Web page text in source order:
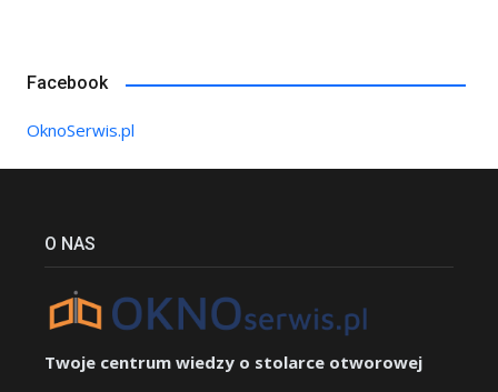
Facebook
OknoSerwis.pl
O NAS
Twoje centrum wiedzy o stolarce otworowej